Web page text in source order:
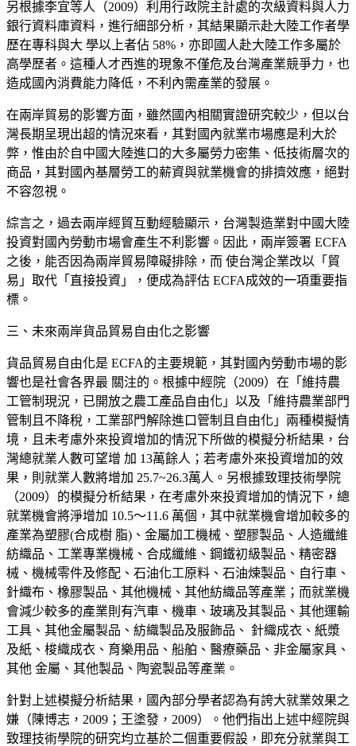
另根據李宜等人 （2009）利用行政院主計處的次級資料與人力
銀行資料庫資料，進行細部分析，其結果顯示赴大陸工作者學
歷在專科與大 學以上者佔 58%，亦即國人赴大陸工作多屬於
高學歷者。這種人才西進的現象不僅危及台灣產業競爭力，也
造成國內消費能力降低，不利內需產業的發展。
在兩岸貿易的影響方面，雖然國內相關實證研究較少，但以台
灣長期呈現出超的情況來看，其對國內就業市場應是利大於
弊，惟由於自中國大陸進口的大多屬勞力密集、低技術層次的
商品，其對國內基層勞工的薪資與就業機會的排擠效應，絕對
不容忽視。
綜言之，過去兩岸經貿互動經驗顯示，台灣製造業對中國大陸
投資對國內勞動市場會產生不利影響。因此，兩岸簽署 ECFA
之後，能否因為兩岸貿易障礙排除，而 使台灣企業改以「貿
易」取代「直接投資」，便成為評估 ECFA成效的一項重要指
標。
三、未來兩岸貨品貿易自由化之影響
貨品貿易自由化是 ECFA的主要規範，其對國內勞動市場的影
響也是社會各界最 關注的。根據中經院（2009）在「維持農
工管制現況，已開放之農工產品自由化」以及「維持農業部門
管制且不降稅，工業部門解除進口管制且自由化」兩種模擬情
境，且未考慮外來投資增加的情況下所做的模擬分析結果，台
灣總就業人數可望增 加 13萬餘人；若考慮外來投資增加的效
果，則就業人數將增加 25.7~26.3萬人。另根據致理技術學院
（2009）的模擬分析結果，在考慮外來投資增加的情況下，總
就業機會將淨增加 10.5～11.6 萬個，其中就業機會增加較多的
產業為塑膠(合成樹 脂)、金屬加工機械、塑膠製品、人造纖維
紡織品、工業專業機械、合成纖維、鋼鐵初級製品、精密器
械、機械零件及修配、石油化工原料、石油煉製品、自行車、
針織布、橡膠製品、其他機械、其他紡織品等產業；而就業機
會減少較多的產業則有汽車、機車、玻璃及其製品、其他運輸
工具、其他金屬製品、紡織製品及服飾品、 針織成衣、紙漿
及紙、梭織成衣、育樂用品、船舶、醫療藥品、非金屬家具、
其他 金屬、其他製品、陶瓷製品等產業。
針對上述模擬分析結果，國內部分學者認為有誇大就業效果之
嫌（陳博志，2009 ；王塗發，2009）。他們指出上述中經院與
致理技術學院的研究均立基於二個重要假設，即充分就業與工